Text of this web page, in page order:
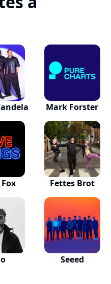
Mark Forster
Fettes Brot
Seeed